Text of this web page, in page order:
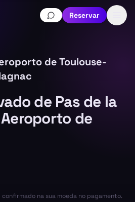
Reservar
de Toulouse-
de Pas de la
de
na sua moeda no pagamento.